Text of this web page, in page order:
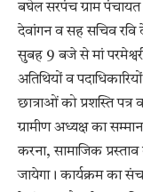
बघेल सरपंच ग्राम
देवांगन व सह सचिव
सुबह 9 बजे से मां
अतिथियों व
छात्राओं को प्रशस्ति
ग्रामीण अध्यक्ष का
करना, सामाजिक
जायेगा। कार्यक्रम का